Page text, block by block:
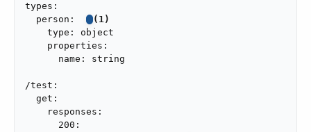
types:
  person:
(1)
    type: object
    properties:
      name: string
/test:
  get:
    responses:
      200: